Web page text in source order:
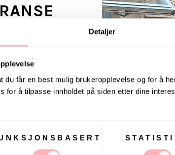
Detaljer
du får en best mulig brukeropplevelse og for å
for å tilpasse innholdet på siden etter dine
VELG
VELG
Regular
normal
romslig
ikoniske
Levering
Jeanerica
<3
via Instagram